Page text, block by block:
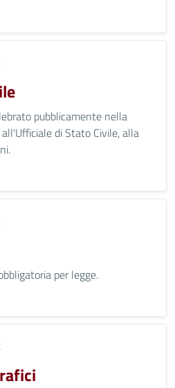
pubblicamente nella
di Stato Civile, alla
per legge.